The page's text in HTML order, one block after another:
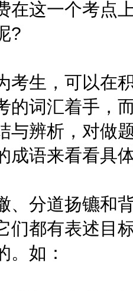
在这一个考点
?
生，可以在积
的词汇着手，
与辨析，对做
成语来看看具
分道扬镳和背
们都有表述目
。如：